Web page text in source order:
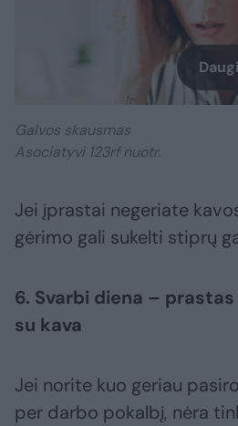
Galvos skausmas
Asociatyvi 123rf nuotr.
Jei įprastai negeriate
gėrimo gali sukelti stiprų
6. Svarbi diena –
su kava
Jei norite kuo geriau
per darbo pokalbį, nėra